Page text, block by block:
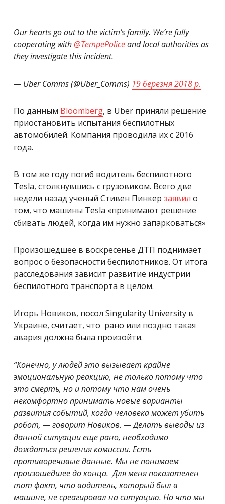
Our hearts go out to the victim’s family. We’re fully
cooperating with@TempePoliceand local authorities as
they investigate this incident.
— Uber Comms (@Uber_Comms) 19 березня 2018 р.
По данным Bloomberg, в Uber приняли решение
приостановить испытания беспилотных
автомобилей. Компания проводила их с 2016
года.
В том же году погиб водитель беспилотного
Tesla, столкнувшись с грузовиком. Всего две
недели назад ученый Стивен Пинкер заявил о
том, что машины Tesla «принимают решение
сбивать людей, когда им нужно запарковаться»
Произошедшее в воскресенье ДТП поднимает
вопрос о безопасности беспилотников. От итога
расследования зависит развитие индустрии
беспилотного транспорта в целом.
Игорь Новиков, посол Singularity University в
Украине, считает, что рано или поздно такая
авария должна была произойти.
“Конечно, у людей это вызывает крайне
эмоциональную реакцию, не только потому что
это смерть, но и потому что нам очень
некомфортно принимать новые варианты
развития событий, когда человека может убить
робот, — говорит Новиков. — Делать выводы из
данной ситуации еще рано, необходимо
дождаться решения комиссии. Есть
противоречивые данные. Мы не понимаем
произошедшее до конца. Для меня показателен
тот факт, что водитель, который был в
машине, не среагировал на ситуацию. Но что мы